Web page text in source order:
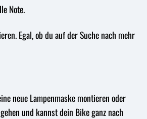
Note.
Egal, ob du auf der Suche nach mehr
neue Lampenmaske montieren oder
und kannst dein Bike ganz nach